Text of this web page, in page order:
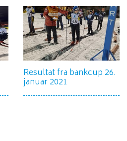
Resultat fra bankcup 26.
januar 2021